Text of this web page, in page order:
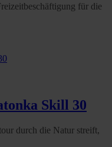
für die
Skill 30
durch die Natur streift,